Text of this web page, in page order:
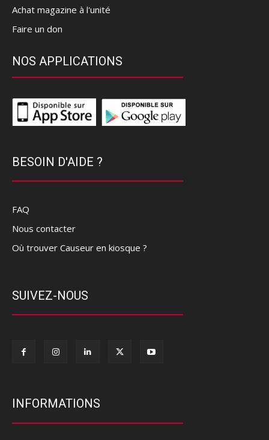
Achat magazine à l'unité
Faire un don
NOS APPLICATIONS
BESOIN D'AIDE ?
FAQ
Nous contacter
Où trouver Causeur en kiosque ?
SUIVEZ-NOUS
INFORMATIONS